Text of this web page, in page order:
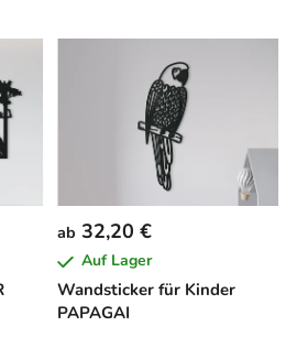
Wandsticker für Kinder
PAPAGAI
ab 32,20 €
Auf Lager